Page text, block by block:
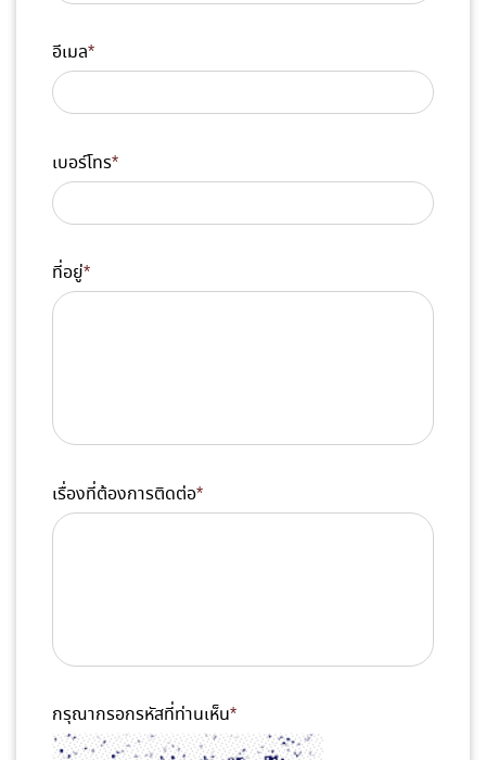
อีเมล*
เบอร์โทร*
ที่อยู่*
เรื่องที่ต้องการติดต่อ*
กรุณากรอกรหัสที่ท่านเห็น*